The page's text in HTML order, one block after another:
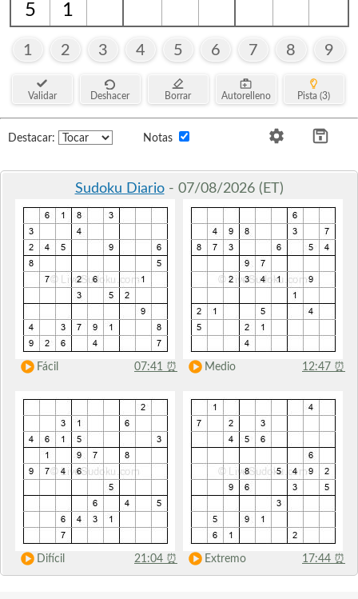
5
1
1 2 3 4 5 6 7 8 9
Validar Deshacer Borrar Autorelleno Pista (3)
Destacar: Notas
Sudoku Diario- 07/08/2026 (ET)
Fácil 07:41 ⏰ Medio 12:47 ⏰
Difícil 21:04 ⏰ Extremo 17:44 ⏰